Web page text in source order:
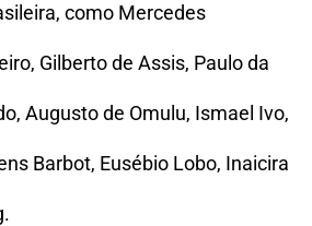
como Mercedes
Gilberto de Assis, Paulo da
Augusto de Omulu, Ismael Ivo,
Barbot, Eusébio Lobo, Inaicira